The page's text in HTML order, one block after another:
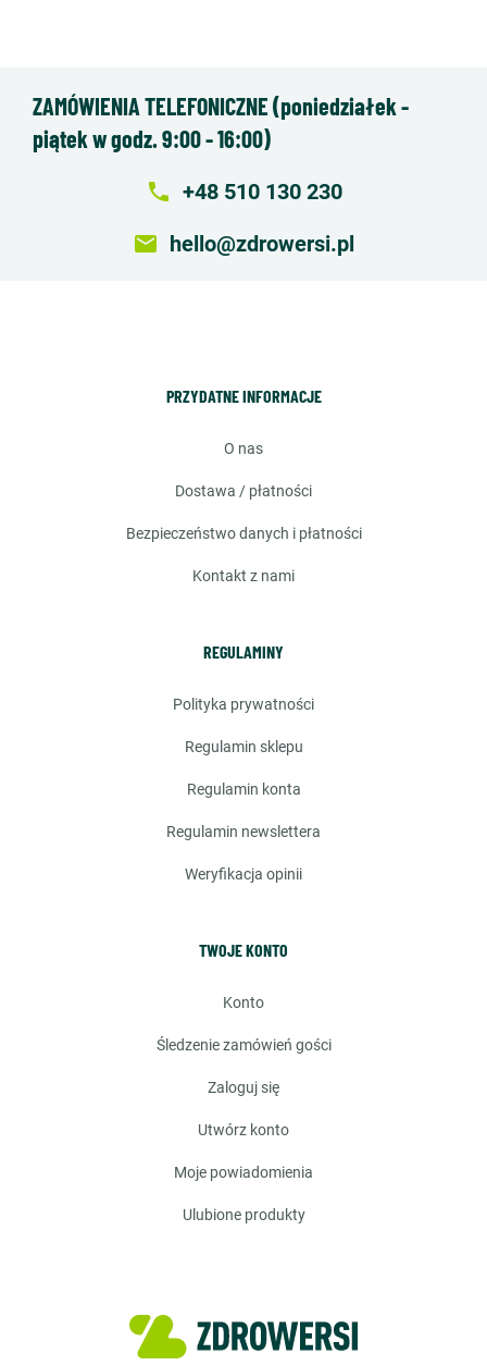
ZAMÓWIENIA TELEFONICZNE (poniedziałek -
piątek w godz. 9:00 - 16:00)
local_phone +48 510 130 230
email hello@zdrowersi.pl
PRZYDATNE INFORMACJE
o nas
dostawa / płatności
bezpieczeństwo danych i płatności
kontakt z nami
REGULAMINY
polityka prywatności
regulamin sklepu
regulamin konta
regulamin newslettera
weryfikacja opinii
TWOJE KONTO
konto
śledzenie zamówień gości
zaloguj się
utwórz konto
moje powiadomienia
ulubione produkty